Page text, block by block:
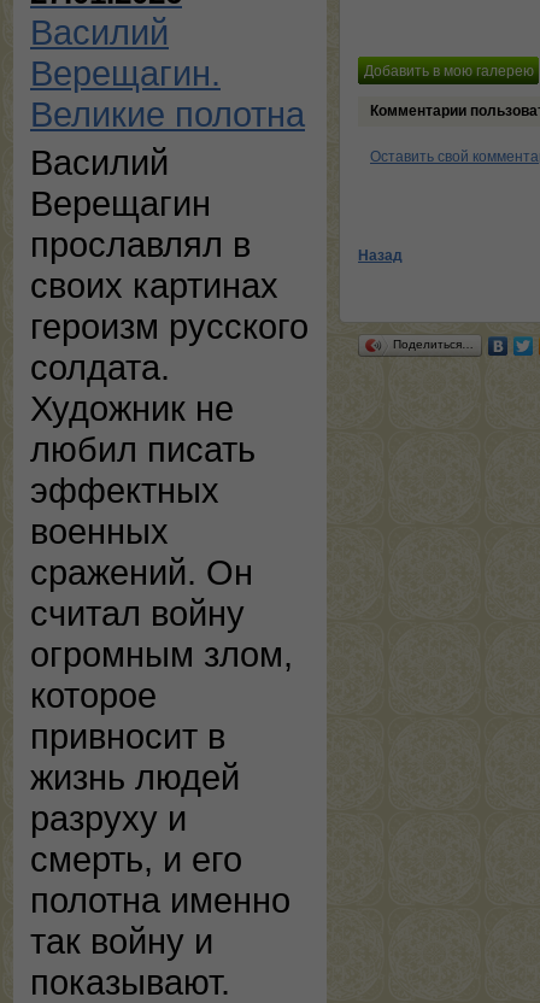
Василий
Верещагин.
Великие полотна
Василий
Верещагин
прославлял в
своих картинах
героизм русского
солдата.
Художник не
любил писать
эффектных
военных
сражений. Он
считал войну
огромным злом,
которое
привносит в
жизнь людей
разруху и
смерть, и его
полотна именно
так войну и
показывают.
Комментарии
Оставить свой
Назад
Поделиться…